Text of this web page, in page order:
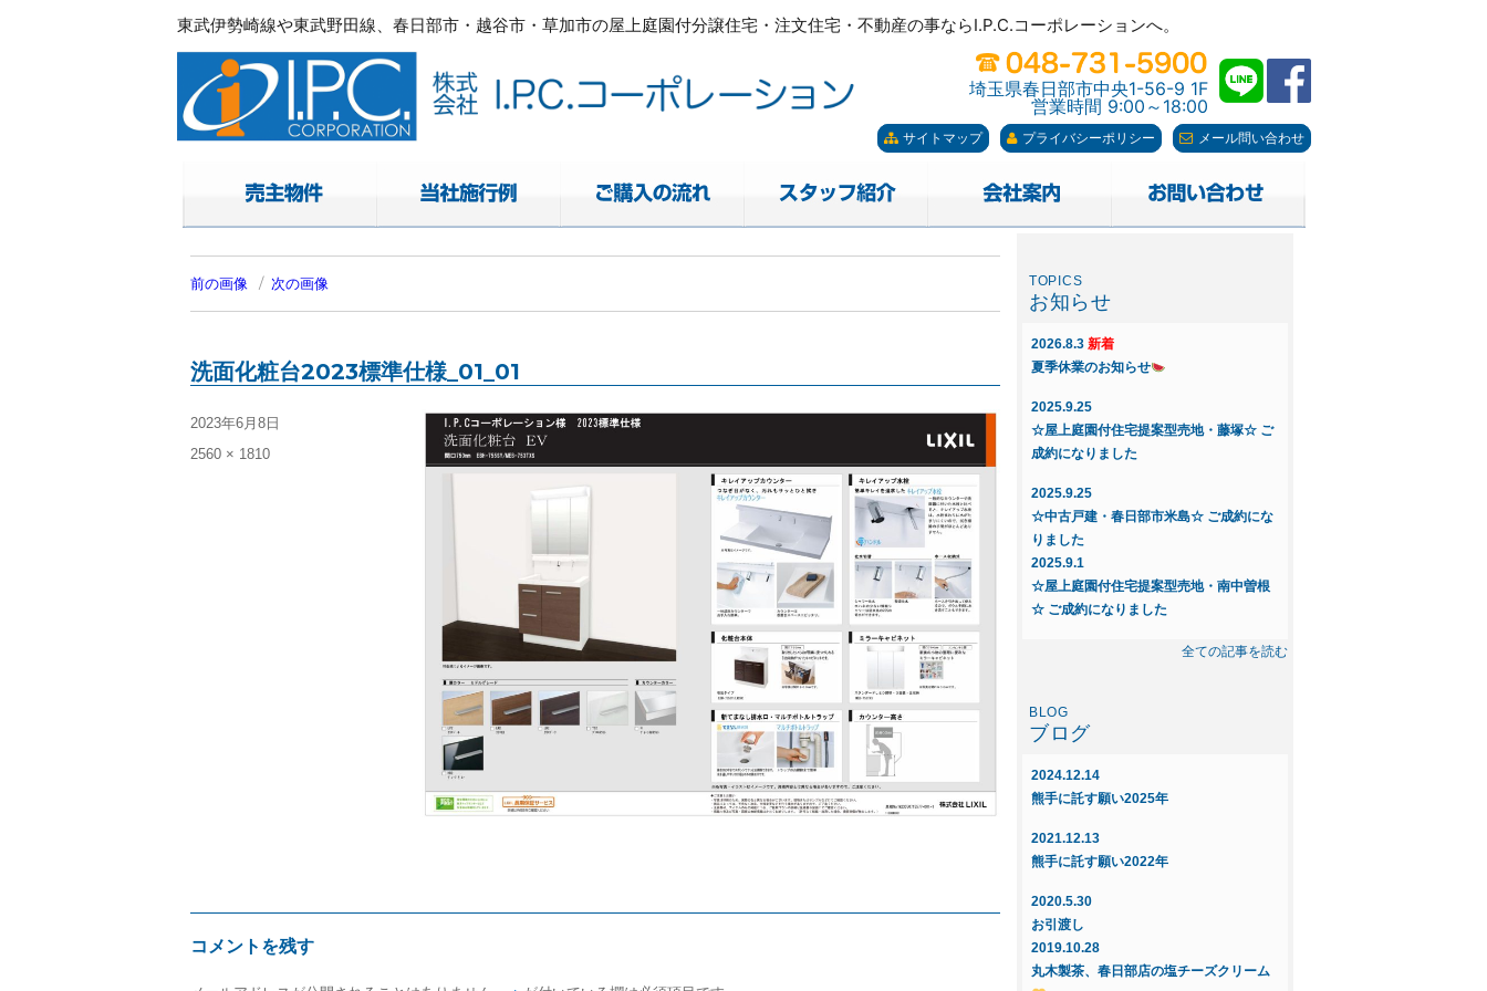
東武伊勢崎線や東武野田線、春日部市・越谷市・草加市の屋上庭園付分譲住宅・注文住宅・不動産の事ならI.P.C.コーポレーションへ。
春日部・越谷・草加の不動産。I.P.C.コーポレーション。屋上庭園も
東武伊勢崎線や東武野田線.春日部市・越谷市・草加市の屋上庭園付分譲住宅・注文住宅・不動産の事ならI.P.C.コーポレーションへ。
埼玉県春日部市中央1-56-9 1F
営業時間 9:00～18:00
サイトマップ プライバシーポリシー メール問い合わせ
前の画像 次の画像
洗面化粧台2023標準仕様_01_01
投
稿
2023年6月8日
フ
2560 × 1810
コメントを残す
お知らせ
2026.8.3 新着
夏季休業のお知らせ
2025.9.25
☆屋上庭園付住宅提案型売地・藤塚☆ ご
成約になりました
2025.9.25
☆中古戸建・春日部市米島☆ ご成約にな
りました
2025.9.1
☆屋上庭園付住宅提案型売地・南中曽根
☆ ご成約になりました
2025.6.16
型・売地～インフィニガーデン藤塚Q
ご紹介～
2025.6.16
◇◆新規物件◆◇屋上庭園付住宅提案
根 ご紹介～
2025.5.29
☆屋上庭園付住宅提案型売地・新宿新田
全ての記事を読む
ブログ
2024.12.14
熊手に託す願い2025年
2021.12.13
熊手に託す願い2022年
2020.5.30
お引渡し
2019.10.28
丸木製茶、春日部店の塩チーズクリーム